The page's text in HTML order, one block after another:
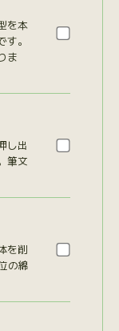
を本
。
ま
し出
筆文
を削
の綿